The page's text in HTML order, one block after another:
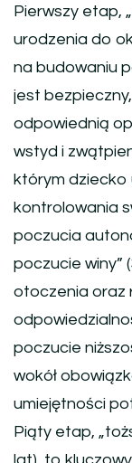
Pierwszy etap,
urodzenia do
na budowaniu
jest
odpowiednią
wstyd i
którym dziecko
kontrolowania
poczucia
poczucie winy”
otoczenia oraz
poczucie
wokół
umiejętności
Piąty etap,